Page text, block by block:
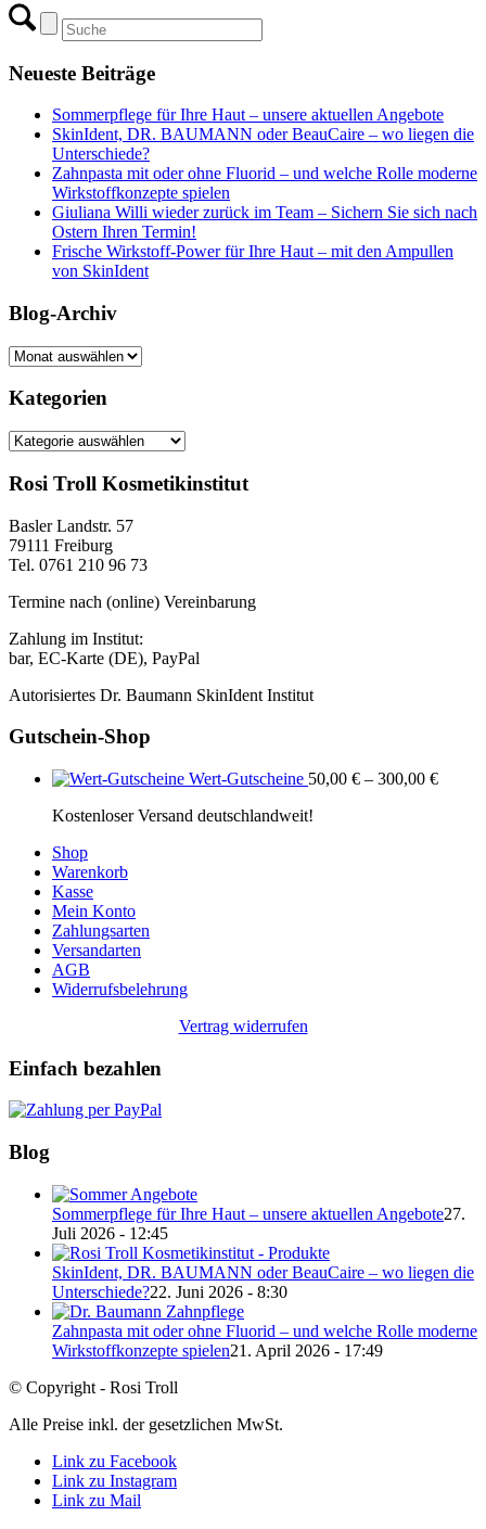
Neueste Beiträge
Sommerpflege für Ihre Haut – unsere aktuellen Angebote
SkinIdent, DR. BAUMANN oder BeauCaire – wo liegen die
Unterschiede?
Zahnpasta mit oder ohne Fluorid – und welche Rolle moderne
Wirkstoffkonzepte spielen
Giuliana Willi wieder zurück im Team – Sichern Sie sich nach
Ostern Ihren Termin!
Frische Wirkstoff-Power für Ihre Haut – mit den Ampullen
von SkinIdent
Blog-Archiv
Blog-
Kategorien
Kategorien
Rosi Troll Kosmetikinstitut
Basler Landstr. 57
79111 Freiburg
Tel. 0761 210 96 73
Termine nach (online) Vereinbarung
Zahlung im Institut:
bar, EC-Karte (DE), PayPal
Autorisiertes Dr. Baumann SkinIdent Institut
Gutschein-Shop
Wert-Gutscheine 50,00 € – 300,00 €
Kostenloser Versand deutschlandweit!
Shop
Warenkorb
Kasse
Mein Konto
Zahlungsarten
Versandarten
AGB
Widerrufsbelehrung
Vertrag widerrufen
Einfach bezahlen
Blog
Sommerpflege für Ihre Haut – unsere aktuellen Angebote27.
Juli 2026 - 12:45
SkinIdent, DR. BAUMANN oder BeauCaire – wo liegen die
Unterschiede?22. Juni 2026 - 8:30
Zahnpasta mit oder ohne Fluorid – und welche Rolle moderne
Wirkstoffkonzepte spielen21. April 2026 - 17:49
© Copyright - Rosi Troll
Alle Preise inkl. der gesetzlichen MwSt.
Link zu Facebook
Link zu Instagram
Link zu Mail